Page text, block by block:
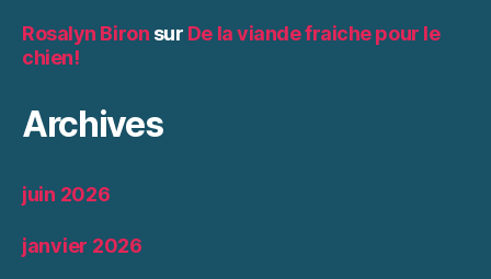
Rosalyn Biron sur De la viande fraiche pour le
chien!
Archives
juin 2026
janvier 2026